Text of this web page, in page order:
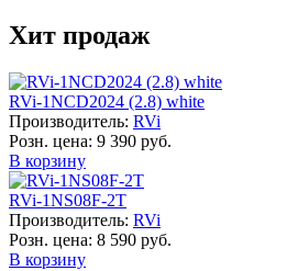
Хит продаж
RVi-1NCD2024 (2.8) white
Производитель: RVi
Розн. цена: 9 390 руб.
В корзину
RVi-1NS08F-2T
Производитель: RVi
Розн. цена: 8 590 руб.
В корзину